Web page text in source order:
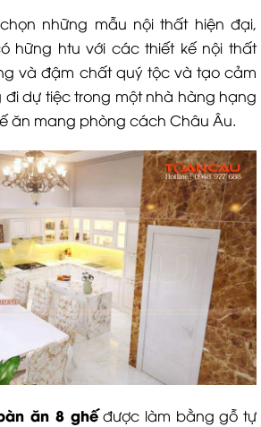
những mẫu nội thất hiện đại,
hững htu với các thiết kế nội thất
và đậm chất quý tộc và tạo cảm
dự tiệc trong một nhà hàng hạng
ăn mang phòng cách Châu Âu.
ăn 8 ghếđược làm bằng gỗ tự